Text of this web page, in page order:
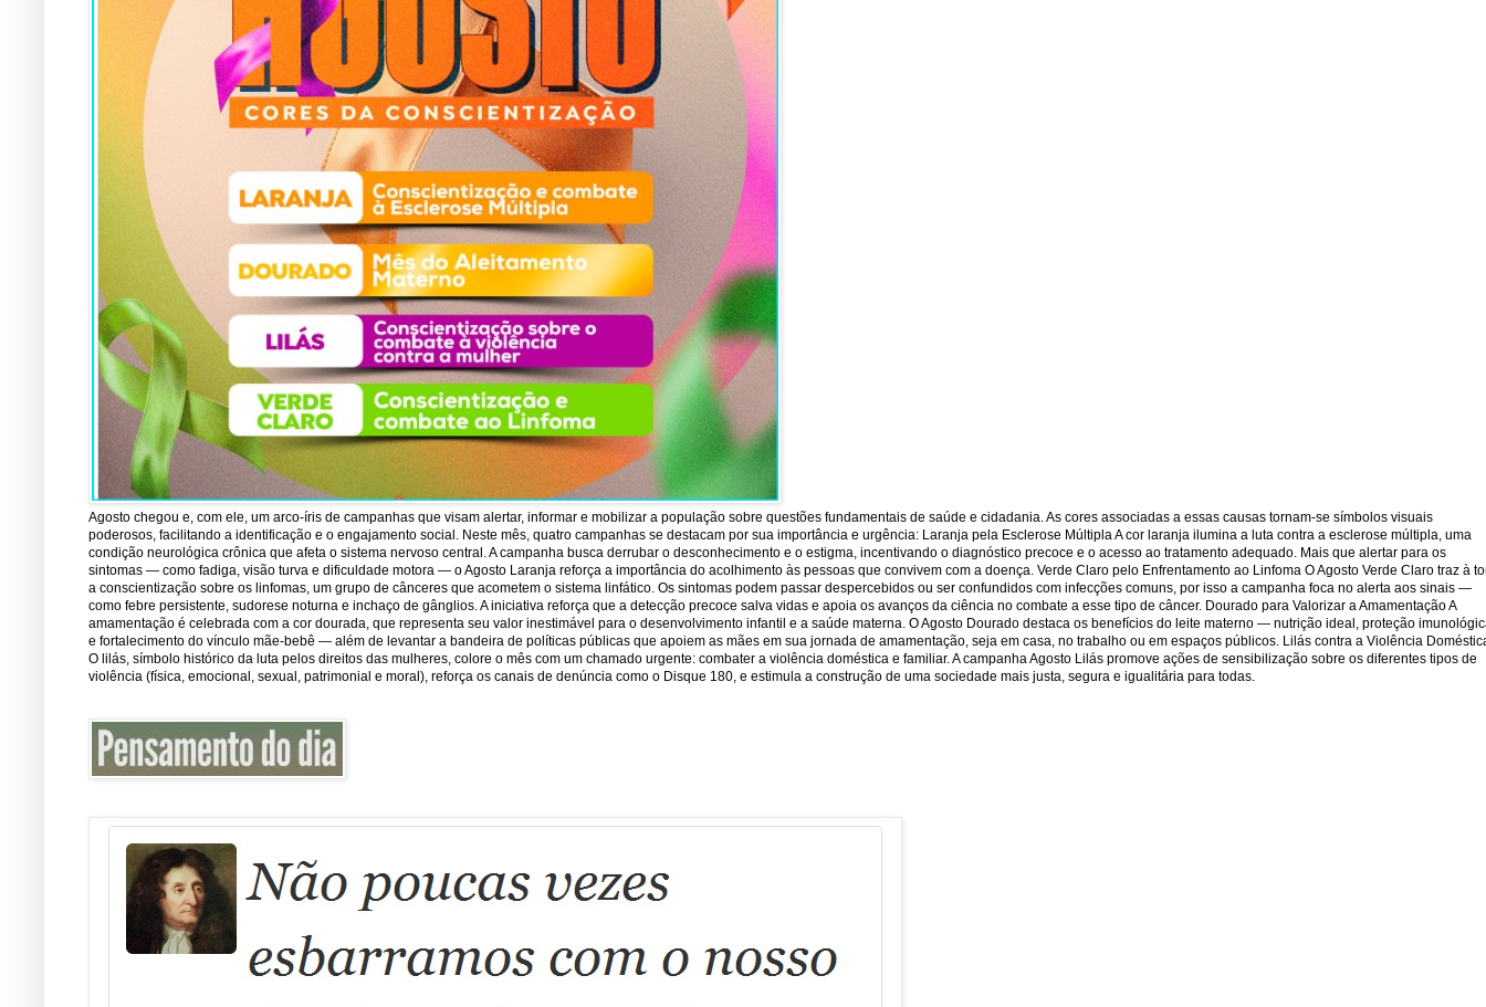
Agosto chegou e, com ele, um arco-íris de campanhas que visam alertar, informar e mobilizar a população sobre questões fundamentais de saúde e cidadania. As cores associadas a essas causas tornam-se símbolos visuais
poderosos, facilitando a identificação e o engajamento social. Neste mês, quatro campanhas se destacam por sua importância e urgência: Laranja pela Esclerose Múltipla A cor laranja ilumina a luta contra a esclerose múltipla, uma
condição neurológica crônica que afeta o sistema nervoso central. A campanha busca derrubar o desconhecimento e o estigma, incentivando o diagnóstico precoce e o acesso ao tratamento adequado. Mais que alertar para os
sintomas — como fadiga, visão turva e dificuldade motora — o Agosto Laranja reforça a importância do acolhimento às pessoas que convivem com a doença. Verde Claro pelo Enfrentamento ao Linfoma O Agosto Verde Claro traz à
a conscientização sobre os linfomas, um grupo de cânceres que acometem o sistema linfático. Os sintomas podem passar despercebidos ou ser confundidos com infecções comuns, por isso a campanha foca no alerta aos sinais —
como febre persistente, sudorese noturna e inchaço de gânglios. A iniciativa reforça que a detecção precoce salva vidas e apoia os avanços da ciência no combate a esse tipo de câncer. Dourado para Valorizar a Amamentação A
amamentação é celebrada com a cor dourada, que representa seu valor inestimável para o desenvolvimento infantil e a saúde materna. O Agosto Dourado destaca os benefícios do leite materno — nutrição ideal, proteção
e fortalecimento do vínculo mãe-bebê — além de levantar a bandeira de políticas públicas que apoiem as mães em sua jornada de amamentação, seja em casa, no trabalho ou em espaços públicos. Lilás contra a Violência
O lilás, símbolo histórico da luta pelos direitos das mulheres, colore o mês com um chamado urgente: combater a violência doméstica e familiar. A campanha Agosto Lilás promove ações de sensibilização sobre os diferentes tipos de
violência (física, emocional, sexual, patrimonial e moral), reforça os canais de denúncia como o Disque 180, e estimula a construção de uma sociedade mais justa, segura e igualitária para todas.